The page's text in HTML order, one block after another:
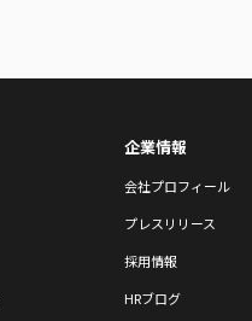
企業情報
会社プロフィール
プレスリリース
採用情報
HRブログ